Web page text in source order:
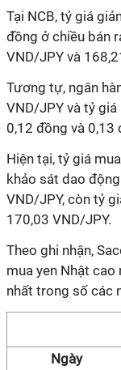
Tại NCB, tỷ giá
đồng ở chiều bán
VND/JPY và
Tương tự, ngân
VND/JPY và tỷ
0,12 đồng và 0,13
Hiện tại, tỷ giá
khảo sát dao
VND/JPY, còn tỷ
170,03 VND/JPY.
Theo ghi nhận,
mua yen Nhật
nhất trong số các
Ngày